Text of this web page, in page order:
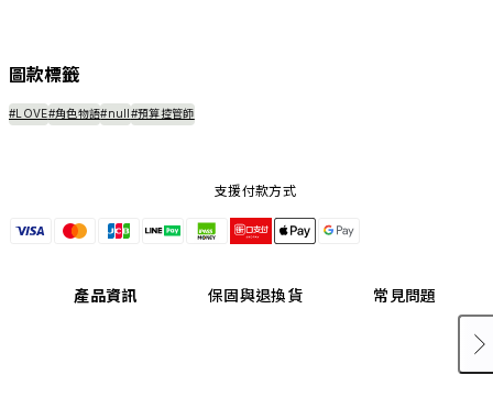
圖款標籤
#LOVE#角色物語#null#預算控管師
支援付款方式
產品資訊 保固與退換貨 常見問題